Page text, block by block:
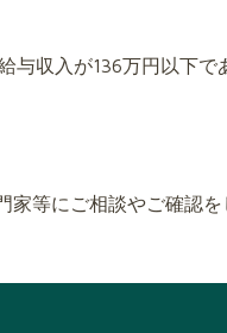
与収入が136万円以下で
等にご相談やご確認